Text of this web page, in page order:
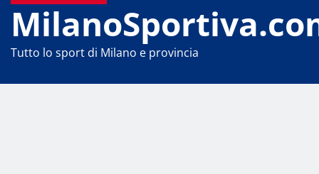
Tutto lo sport di Milano e provincia